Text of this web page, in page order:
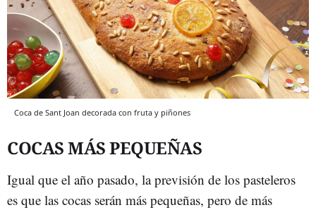
Coca de Sant Joan decorada con fruta y piñones
COCAS MÁS PEQUEÑAS
Igual que el año pasado, la previsión de los pasteleros
es que las cocas serán más pequeñas, pero de más